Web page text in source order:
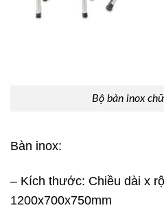
Bộ bàn inox
Bàn inox:
– Kích thước: Chiều dài x
1200x700x750mm